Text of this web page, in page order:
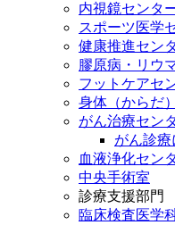
内視鏡センタ
スポーツ医学
健康推進セン
膠原病・リウ
フットケアセ
身体（からだ
がん治療セン
がん診療
血液浄化セン
中央手術室
診療支援部門
臨床検査医学